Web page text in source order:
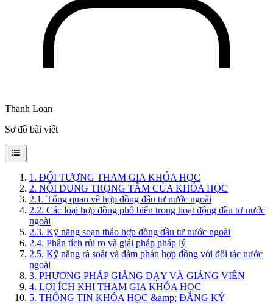
Thanh Loan
Sơ đồ bài viết
1 . ĐỐI TƯỢNG THAM GIA KHÓA HỌC
2. NỘI DUNG TRỌNG TÂM CỦA KHÓA HỌC
2.1 . Tổng quan về hợp đồng đầu tư nước ngoài
2.2. Các loại hợp đồng phổ biến trong hoạt động đầu tư nước
ngoài
2.3. Kỹ năng soạn thảo hợp đồng đầu tư nước ngoài
2.4. Phân tích rủi ro và giải pháp pháp lý
2.5. Kỹ năng rà soát và đàm phán hợp đồng với đối tác nước
ngoài
3. PHƯƠNG PHÁP GIẢNG DẠY VÀ GIẢNG VIÊN
4. LỢI ÍCH KHI THAM GIA KHÓA HỌC
5. THÔNG TIN KHÓA HỌC &amp; ĐĂNG KÝ